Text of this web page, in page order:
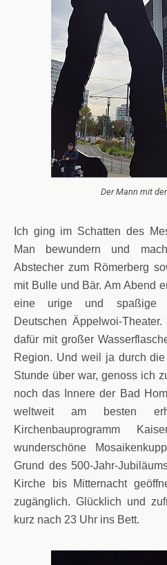
Der Mann mit
Ich ging im Schatten des
Man bewundern und
Abstecher zum Römerberg
mit Bulle und Bär. Am Abend
eine urige und spaßige
Deutschen Äppelwoi-
dafür mit großer
Region. Und weil ja durch
Stunde über war, genoss ich
noch das Innere der Bad
weltweit am besten
Kirchenbauprogramm
wunderschöne
Grund des 500-Jahr-
Kirche bis Mitternacht
zugänglich. Glücklich und
kurz nach 23 Uhr ins Bett.